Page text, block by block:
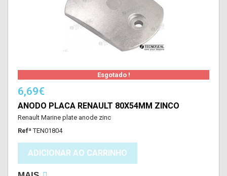
Esgotado !
6,69€
ANODO PLACA RENAULT 80X54MM ZINCO
Renault Marine plate anode zinc
Refª TEN01804
ADICIONAR AO CARRINHO